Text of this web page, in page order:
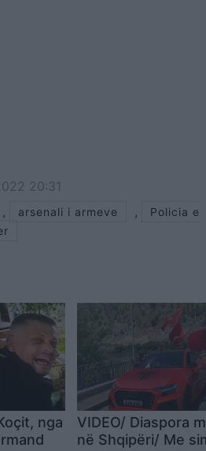
20:31
, arsenali i armeve ,
Policia e
nga
VIDEO/ Diaspora
në Shqipëri/ Me